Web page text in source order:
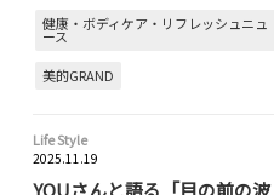
健康・ボディケア・リフレッシュニュ
ース
美的GRAND
Life Style
2025.11.19
YOUさんと語る「目の前の波